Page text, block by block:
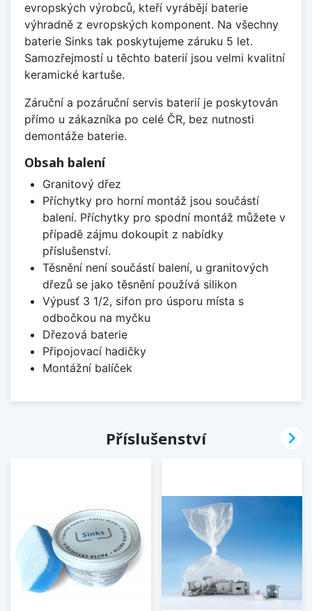
evropských výrobců, kteří vyrábějí baterie
výhradně z evropských komponent. Na všechny
baterie Sinks tak poskytujeme záruku 5 let.
Samozřejmostí u těchto baterií jsou velmi kvalitní
keramické kartuše.
Záruční a pozáruční servis baterií je poskytován
přímo u zákazníka po celé ČR, bez nutnosti
demontáže baterie.
Obsah balení
Granitový dřez
Příchytky pro horní montáž jsou součástí
balení. Příchytky pro spodní montáž můžete v
případě zájmu dokoupit z nabídky
příslušenství.
Těsnění není součástí balení, u granitových
dřezů se jako těsnění používá silikon
Výpusť 3 1/2, sifon pro úsporu místa s
odbočkou na myčku
Dřezová baterie
Připojovací hadičky
Montážní balíček
Příslušenství 